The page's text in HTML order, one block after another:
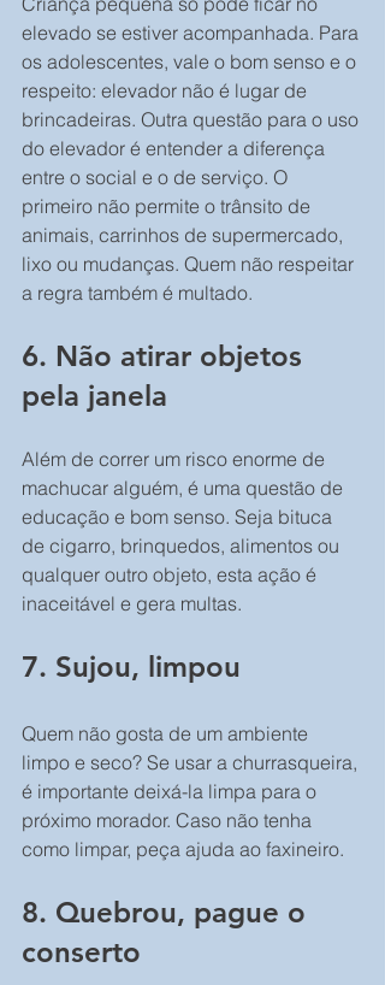
elevado se estiver acompanhada. Para
os adolescentes, vale o bom senso e o
respeito: elevador não é lugar de
brincadeiras. Outra questão para o uso
do elevador é entender a diferença
entre o social e o de serviço. O
primeiro não permite o trânsito de
animais, carrinhos de supermercado,
lixo ou mudanças. Quem não respeitar
a regra também é multado.
6. Não atirar objetos
pela janela
Além de correr um risco enorme de
machucar alguém, é uma questão de
educação e bom senso. Seja bituca
de cigarro, brinquedos, alimentos ou
qualquer outro objeto, esta ação é
inaceitável e gera multas.
7. Sujou, limpou
Quem não gosta de um ambiente
limpo e seco? Se usar a churrasqueira,
é importante deixá-la limpa para o
próximo morador. Caso não tenha
como limpar, peça ajuda ao faxineiro.
8. Quebrou, pague o
conserto